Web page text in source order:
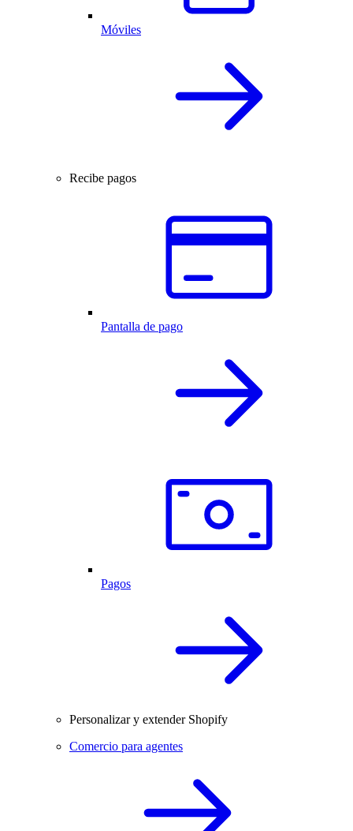
Móviles
Recibe pagos
Pantalla de pago
Pagos
Personalizar y extender Shopify
Comercio para agentes